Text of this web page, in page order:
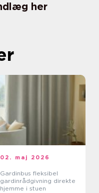
her
02. maj 2026
Gardinbus fleksibel
gardinrådgivning direkte
hjemme i stuen